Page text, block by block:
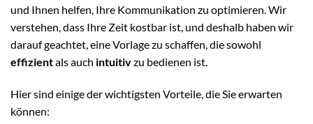
und Ihnen helfen, Ihre Kommunikation zu optimieren. Wir
verstehen, dass Ihre Zeit kostbar ist, und deshalb haben wir
darauf geachtet, eine Vorlage zu schaffen, die sowohl
effizientals auch intuitivzu bedienen ist.
Hier sind einige der wichtigsten Vorteile, die Sie erwarten
können: